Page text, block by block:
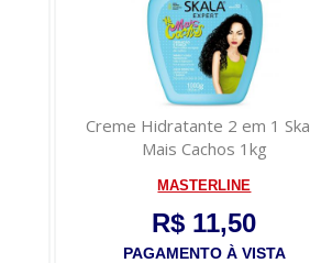
Creme Hidratante 2 em 1
Mais Cachos 1kg
MASTERLINE
R$ 11,50
PAGAMENTO À VISTA